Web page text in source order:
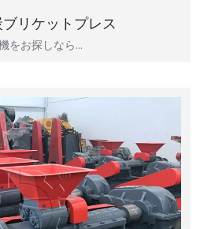
リケットプレス
をお探しなら…